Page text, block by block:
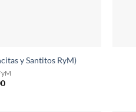
y Santitos RyM)